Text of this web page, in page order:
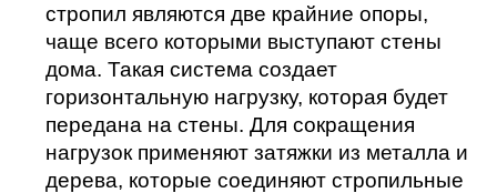
стропил являются две крайние опоры,
чаще всего которыми выступают стены
дома. Такая система создает
горизонтальную нагрузку, которая будет
передана на стены. Для сокращения
нагрузок применяют затяжки из металла и
дерева, которые соединяют стропильные